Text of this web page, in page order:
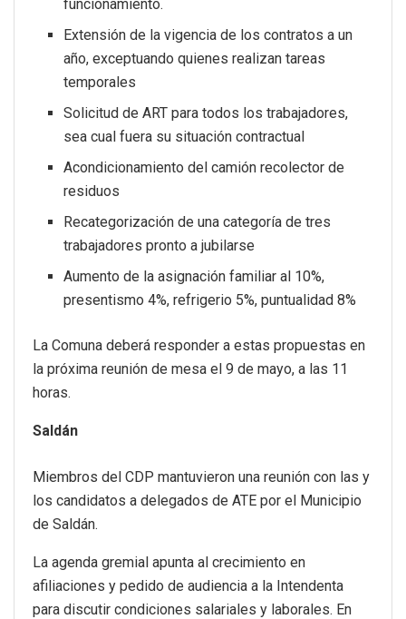
funcionamiento.
Extensión de la vigencia de los contratos a un
año, exceptuando quienes realizan tareas
temporales
Solicitud de ART para todos los trabajadores,
sea cual fuera su situación contractual
Acondicionamiento del camión recolector de
residuos
Recategorización de una categoría de tres
trabajadores pronto a jubilarse
Aumento de la asignación familiar al 10%,
presentismo 4%, refrigerio 5%, puntualidad 8%
La Comuna deberá responder a estas propuestas en
la próxima reunión de mesa el 9 de mayo, a las 11
horas.
Saldán
Miembros del CDP mantuvieron una reunión con las y
los candidatos a delegados de ATE por el Municipio
de Saldán.
La agenda gremial apunta al crecimiento en
afiliaciones y pedido de audiencia a la Intendenta
para discutir condiciones salariales y laborales. En